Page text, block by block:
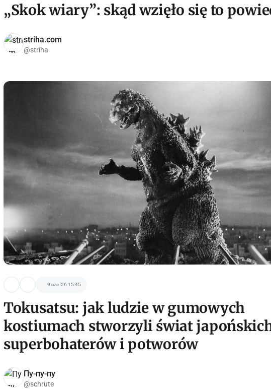
„Skok wiary”: skąd wzięło się to
striha.com
@striha
9 cze '26 15:45
Tokusatsu: jak ludzie w gumowych
kostiumach stworzyli świat
superbohaterów i potworów
Пу-пу-пу
@schrute